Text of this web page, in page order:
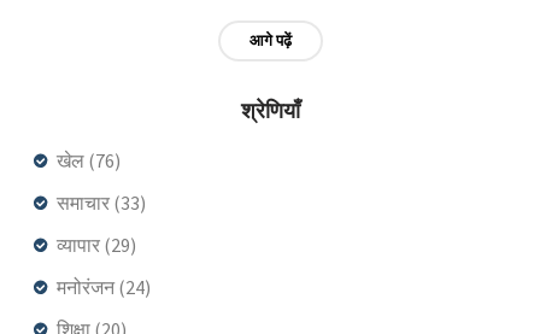
आगे पढ़ें
श्रेणियाँ
खेल (76)
समाचार (33)
व्यापार (29)
मनोरंजन(24)
शिक्षा (20)